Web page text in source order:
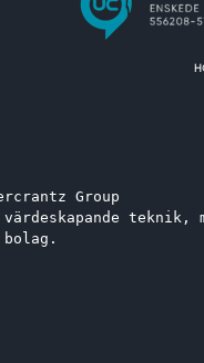
Group